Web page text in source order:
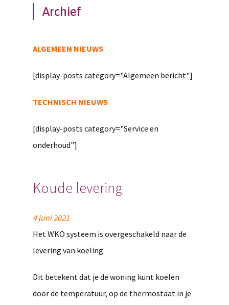
Archief
ALGEMEEN NIEUWS
[display-posts category="Algemeen bericht"]
TECHNISCH NIEUWS
[display-posts category="Service en
onderhoud"]
Koude levering
4 juni 2021
Het WKO systeem is overgeschakeld naar de
levering van koeling.
Dit betekent dat je de woning kunt koelen
door de temperatuur, op de thermostaat in je